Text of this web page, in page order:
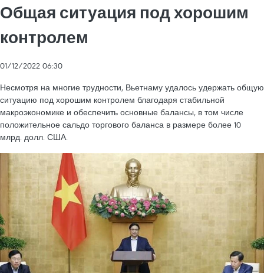
Общая ситуация под хорошим
контролем
01/12/2022 06:30
Несмотря на многие трудности, Вьетнаму удалось удержать общую
ситуацию под хорошим контролем благодаря стабильной
макроэкономике и обеспечить основные балансы, в том числе
положительное сальдо торгового баланса в размере более 10
млрд. долл. США.